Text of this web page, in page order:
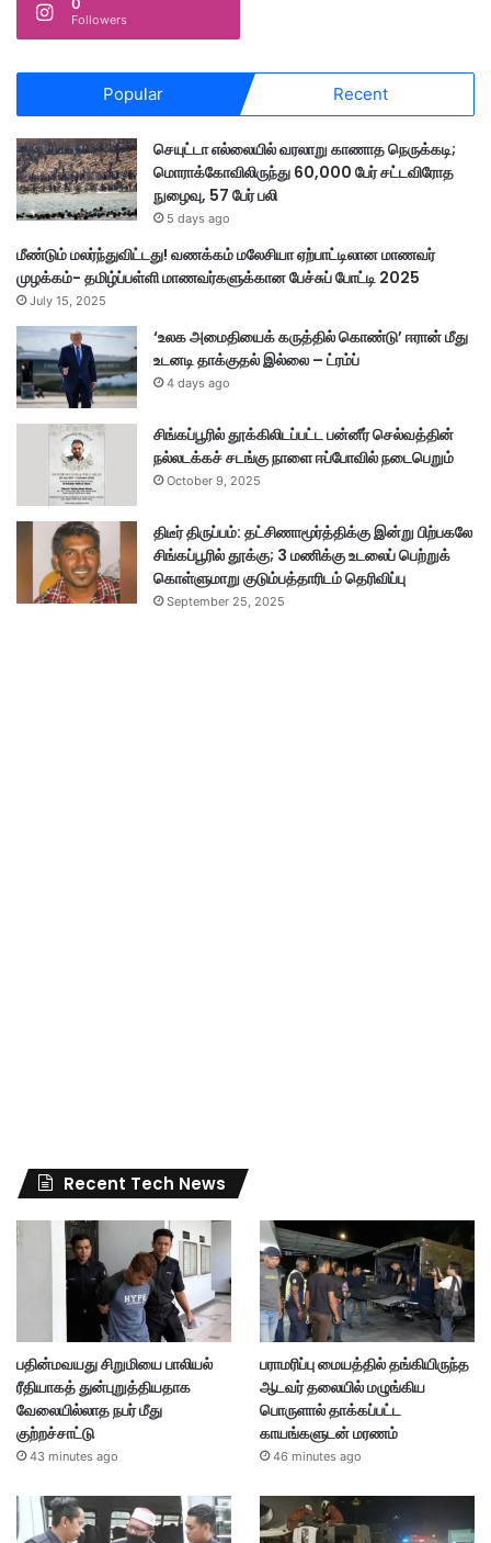
த
டா
ர்
சை
க்
ள்
க
ள்
;
போ
லீ
ஸ்
வி
0
Followers
Popular Recent
செயுட்டா எல்லையில் வரலாறு காணாத நெருக்கடி;
மொராக்கோவிலிருந்து 60,000 பேர் சட்டவிரோத
நுழைவு, 57 பேர் பலி
5 days ago
மீண்டும் மலர்ந்துவிட்டது! வணக்கம் மலேசியா ஏற்பாட்டிலான மாணவர்
முழக்கம்- தமிழ்ப்பள்ளி மாணவர்களுக்கான பேச்சுப் போட்டி 2025
July 15, 2025
‘உலக அமைதியைக் கருத்தில் கொண்டு’ ஈரான் மீது
உடனடி தாக்குதல் இல்லை – ட்ரம்ப்
4 days ago
சிங்கப்பூரில் தூக்கிலிடப்பட்ட பன்னீர் செல்வத்தின்
நல்லடக்கச் சடங்கு நாளை ஈப்போவில் நடைபெறும்
October 9, 2025
திடீர் திருப்பம்: தட்சிணாமூர்த்திக்கு இன்று பிற்பகலே
சிங்கப்பூரில் தூக்கு; 3 மணிக்கு உடலைப் பெற்றுக்
கொள்ளுமாறு குடும்பத்தாரிடம் தெரிவிப்பு
September 25, 2025
Recent Tech News
பதின்மவயது சிறுமியை பாலியல்
ரீதியாகத் துன்புறுத்தியதாக
வேலையில்லாத நபர் மீது
குற்றச்சாட்டு
43 minutes ago
பராமரிப்பு மையத்தில் தங்கியிருந்த
ஆடவர் தலையில் மழுங்கிய
பொருளால் தாக்கப்பட்ட
காயங்களுடன் மரணம்
46 minutes ago